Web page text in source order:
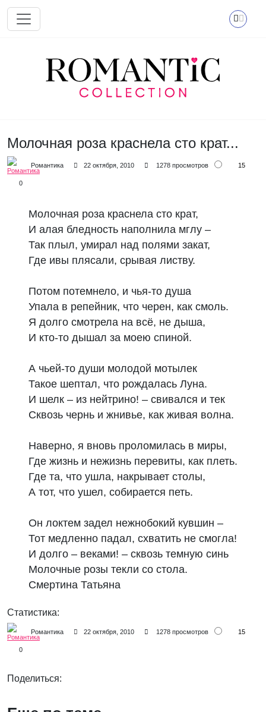
Перейти к основному содержанию
Молочная роза краснела сто крат...
Романтика 22 октября, 2010 1278 просмотров 15
0
Молочная роза краснела сто крат,
И алая бледность наполнила мглу –
Так плыл, умирал над полями закат,
Где ивы плясали, срывая листву.
Потом потемнело, и чья-то душа
Упала в репейник, что черен, как смоль.
Я долго смотрела на всё, не дыша,
И кто-то дышал за моею спиной.
А чьей-то души молодой мотылек
Такое шептал, что рождалась Луна.
И шелк – из нейтрино! – свивался и тек
Сквозь чернь и жнивье, как живая волна.
Наверно, я вновь проломилась в миры,
Где жизнь и нежизнь перевиты, как плеть.
Где та, что ушла, накрывает столы,
А тот, что ушел, собирается петь.
Он локтем задел нежнобокий кувшин –
Тот медленно падал, схватить не смогла!
И долго – веками! – сквозь темную синь
Молочные розы текли со стола.
Смертина Татьяна
Статистика:
Романтика 22 октября, 2010 1278 просмотров 15
0
Поделиться: